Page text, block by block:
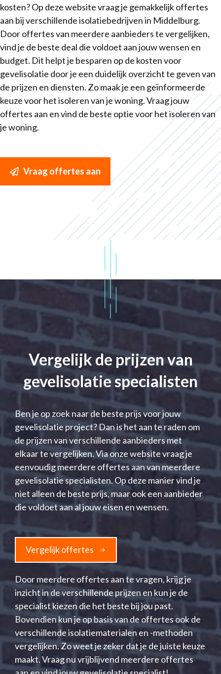
kosten? Op deze website vraag je gemakkelijk offertes
aan bij verschillende isolatiebedrijven in Middelburg.
Door offertes van meerdere aanbieders te vergelijken,
vind je de beste deal die voldoet aan jouw wensen en
budget. Dit helpt je besparen op de kosten voor
gevelisolatie door je een duidelijk overzicht te geven van
de prijzen en diensten. Zo maak je een geïnformeerde
keuze voor het isoleren van je woning. Vraag jouw
offertes aan en vind de beste optie voor het isoleren van
je woning.
Vraag offertes aan
Vergelijk de prijzen van
gevelisolatie specialisten
Ben je op zoek naar de beste prijs voor jouw
gevelisolatie project? Dan is het aan te raden om
de prijzen van verschillende aanbieders met
elkaar te vergelijken. Via onze website vraag je
eenvoudig meerdere offertes aan van meerdere
gevelisolatie specialisten. Op deze manier vind je
niet alleen de beste prijs, maar ook een aanbieder
die voldoet aan al jouw eisen en wensen.
Vergelijk offertes
Door meerdere offertes aan te vragen, krijg je
inzicht in de verschillende prijzen en kun je de
specialist kiezen die het beste bij jou past.
Bovendien kun je op basis van de offertes ook de
verschillende isolatiematerialen en -methoden
vergelijken. Zo weet je zeker dat je de juiste keuze
maakt. Vraag nu vrijblijvend meerdere offertes